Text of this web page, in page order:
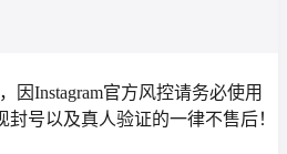
因Instagram官方风控请务必使用
号以及真人验证的一律不售后！